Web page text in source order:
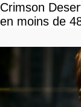
Crimson
en moins de